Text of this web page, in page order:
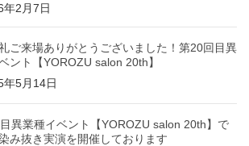
年2月7日
ご来場ありがとうございました！第20回目異
ント【YOROZU salon 20th】
年5月14日
異業種イベント【YOROZU salon 20th】で
み抜き実演を開催しております